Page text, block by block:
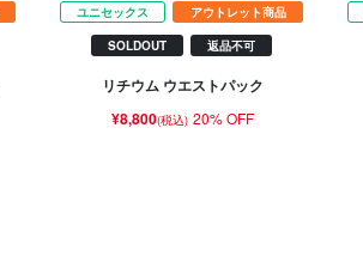
ユニセックス アウトレット商品
SOLDOUT 返品不可
リチウム ウエストパック
¥8,800(税込) 20% OFF